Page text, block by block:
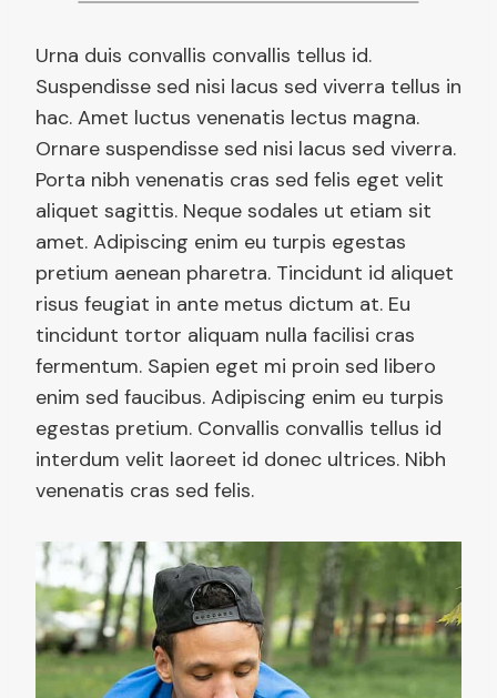
Urna duis convallis convallis tellus id.
Suspendisse sed nisi lacus sed viverra tellus in
hac. Amet luctus venenatis lectus magna.
Ornare suspendisse sed nisi lacus sed viverra.
Porta nibh venenatis cras sed felis eget velit
aliquet sagittis. Neque sodales ut etiam sit
amet. Adipiscing enim eu turpis egestas
pretium aenean pharetra. Tincidunt id aliquet
risus feugiat in ante metus dictum at. Eu
tincidunt tortor aliquam nulla facilisi cras
fermentum. Sapien eget mi proin sed libero
enim sed faucibus. Adipiscing enim eu turpis
egestas pretium. Convallis convallis tellus id
interdum velit laoreet id donec ultrices. Nibh
venenatis cras sed felis.